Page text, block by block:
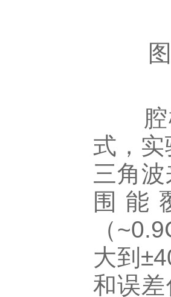
图2
腔模
式，
三角
围能
（
大到
和误